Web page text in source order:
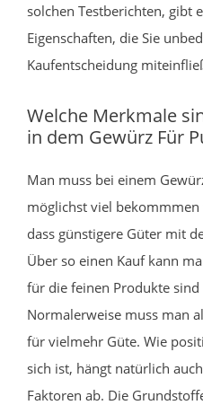
solchen Testberichten, gibt
Eigenschaften, die Sie
Kaufentscheidung
Welche Merkmale
in dem Gewürz Für
Man muss bei einem
möglichst viel
dass günstigere Güter mit
Über so einen Kauf kann
für die feinen Produkte
Normalerweise muss man
für vielmehr Güte. Wie
sich ist, hängt natürlich
Faktoren ab. Die